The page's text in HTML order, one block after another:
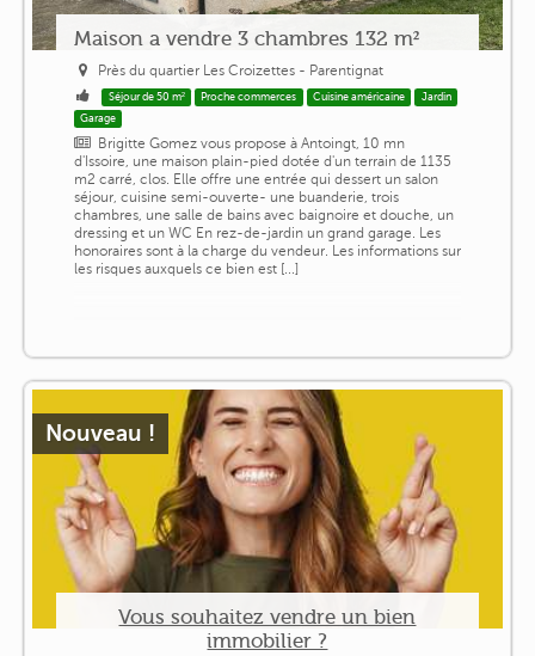
Maison a vendre 3 chambres 132 m²
Près du quartier Les Croizettes - Parentignat
Séjour de 50 m² Proche commerces Cuisine américaine
Jardin
Garage
Brigitte Gomez vous propose à Antoingt, 10 mn
d'Issoire, une maison plain-pied dotée d'un terrain de 1135
m2 carré, clos. Elle offre une entrée qui dessert un salon
séjour, cuisine semi-ouverte- une buanderie, trois
chambres, une salle de bains avec baignoire et douche, un
dressing et un WC En rez-de-jardin un grand garage. Les
honoraires sont à la charge du vendeur. Les informations sur
les risques auxquels ce bien est [...]
Nouveau !
Vous souhaitez vendre un bien
immobilier ?